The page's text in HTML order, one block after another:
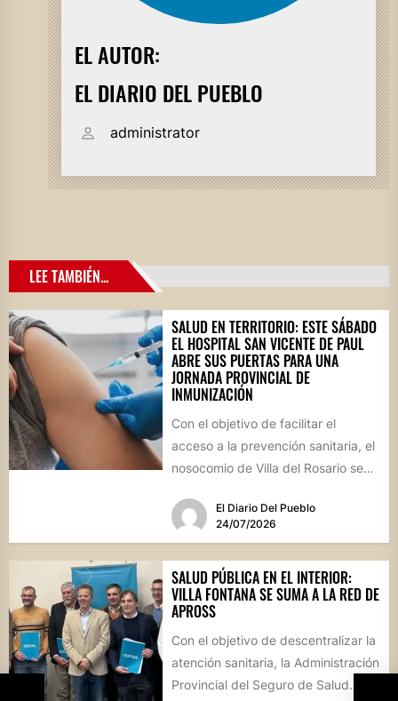
EL AUTOR:
EL DIARIO DEL PUEBLO
administrator
LEE TAMBIÉN...
SALUD EN TERRITORIO: ESTE SÁBADO
EL HOSPITAL SAN VICENTE DE PAUL
ABRE SUS PUERTAS PARA UNA
JORNADA PROVINCIAL DE
INMUNIZACIÓN
Con el objetivo de facilitar el
acceso a la prevención sanitaria, el
nosocomio de Villa del Rosario se
El Diario Del Pueblo
24/07/2026
SALUD PÚBLICA EN EL INTERIOR:
VILLA FONTANA SE SUMA A LA RED DE
APROSS
Con el objetivo de descentralizar la
atención sanitaria, la Administración
Provincial del Seguro de Salud